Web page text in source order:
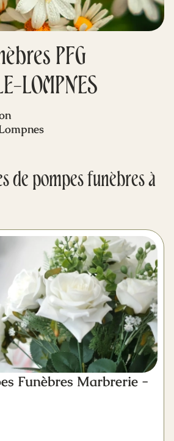
dernières volontés
PFG
LOMPNES
de pompes funèbres à
Funèbres Marbrerie -